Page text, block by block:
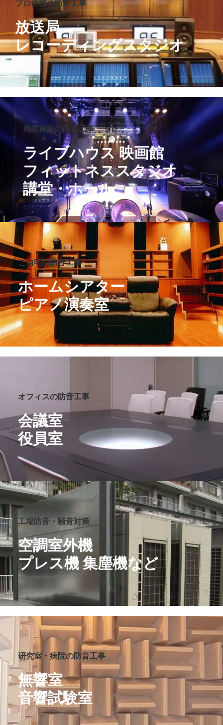
プロ仕様の防音工事
放送局
レコーディングスタジオ
商業施設の防音工事
ライブハウス 映画館
フィットネススタジオ
講堂・ホール
ご自宅の防音工事
ホームシアター
ピアノ演奏室
オフィスの防音工事
会議室
役員室
工場防音・騒音対策
空調室外機
プレス機 集塵機など
研究室・病院の防音工事
無響室
音響試験室